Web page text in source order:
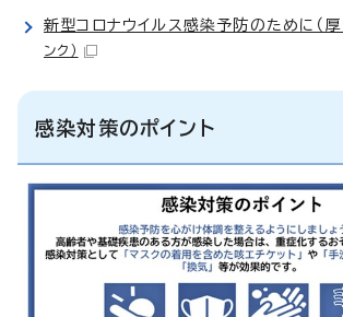
新型コロナウイルス感染予防のために（厚
ンク）
感染対策のポイント